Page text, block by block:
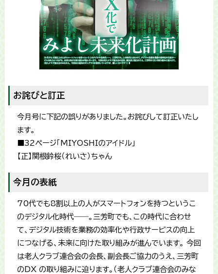
お詫びと訂正
今月号に下記の誤りがありました。お詫びして訂正いたし
ます。
■32ページ「MIYOSHIのアイドル」
【正】関根鈴桜（れいさ）ちゃん
今月の表紙
70代でも8割以上の人がスマートフォンを持つというこ
のデジタル化時代――。三芳町でも、この時代に合わせ
て、デジタル技術を業務の効率化や行政サービスの向上
につなげる、未来に向けた取り組みが進んでいます。 今回
は老人クラブ連合会の会長、副会長ご協力のうえ、三芳町
のDX の取り組みに迫ります。（老人クラブ連合会のみな